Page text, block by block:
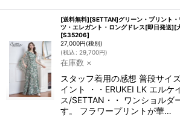
[送料無料][SETTAN]グリーン・プリント
ツ・エレガント・ロングドレス[即日発送][
[S35206]
27,000円(税別)
(税込 : 29,700円)
在庫数 ×
スタッフ着用の感想 普段サイ
イント ・・ERUKEI LK エルケ
ス/SETTAN・・ ワンショルダ
す。 フラワープリントが華…